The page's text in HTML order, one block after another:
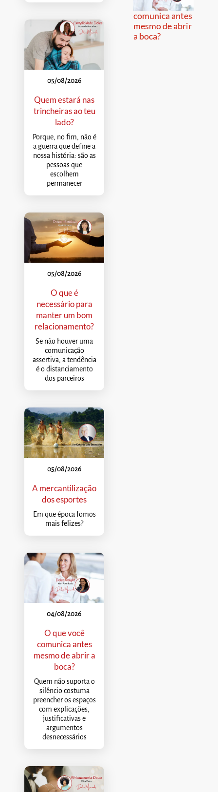
05/08/2026
Quem estará nas
trincheiras ao teu
lado?
Porque, no fim, não é
a guerra que define a
nossa história: são as
pessoas que
escolhem
permanecer
05/08/2026
O que é
necessário para
manter um bom
relacionamento?
Se não houver uma
comunicação
assertiva, a tendência
é o distanciamento
dos parceiros
05/08/2026
A mercantilização
dos esportes
Em que época fomos
mais felizes?
04/08/2026
O que você
comunica antes
mesmo de abrir a
boca?
Quem não suporta o
silêncio costuma
preencher os espaços
com explicações,
justificativas e
argumentos
desnecessários
comunica antes
mesmo de abrir
a boca?